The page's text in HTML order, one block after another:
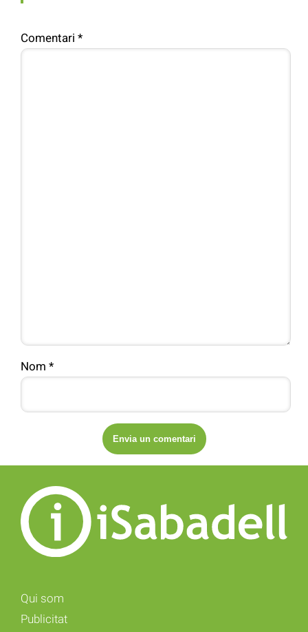
Comentari *
Nom *
Qui som
Publicitat